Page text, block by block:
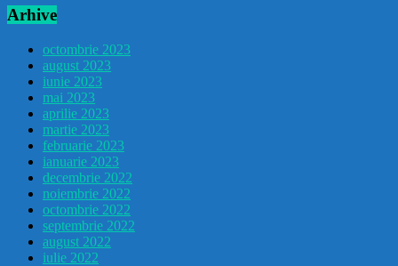
Arhive
octombrie 2023
august 2023
iunie 2023
mai 2023
aprilie 2023
martie 2023
februarie 2023
ianuarie 2023
decembrie 2022
noiembrie 2022
octombrie 2022
septembrie 2022
august 2022
iulie 2022